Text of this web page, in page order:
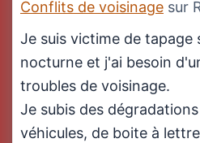
Conflits de voisinage sur
Je suis victime de tapage
nocturne et j'ai besoin
troubles de voisinage.
Je subis des
véhicules, de boite à